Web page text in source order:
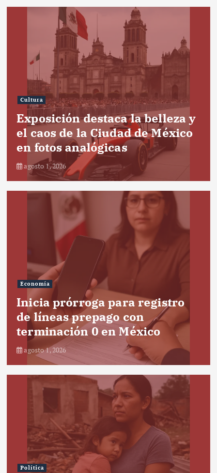
Cultura
Exposición destaca la belleza y
el caos de la Ciudad de México
en fotos analógicas
agosto 1, 2026
Economía
Inicia prórroga para registro
de líneas prepago con
terminación 0 en México
agosto 1, 2026
Política